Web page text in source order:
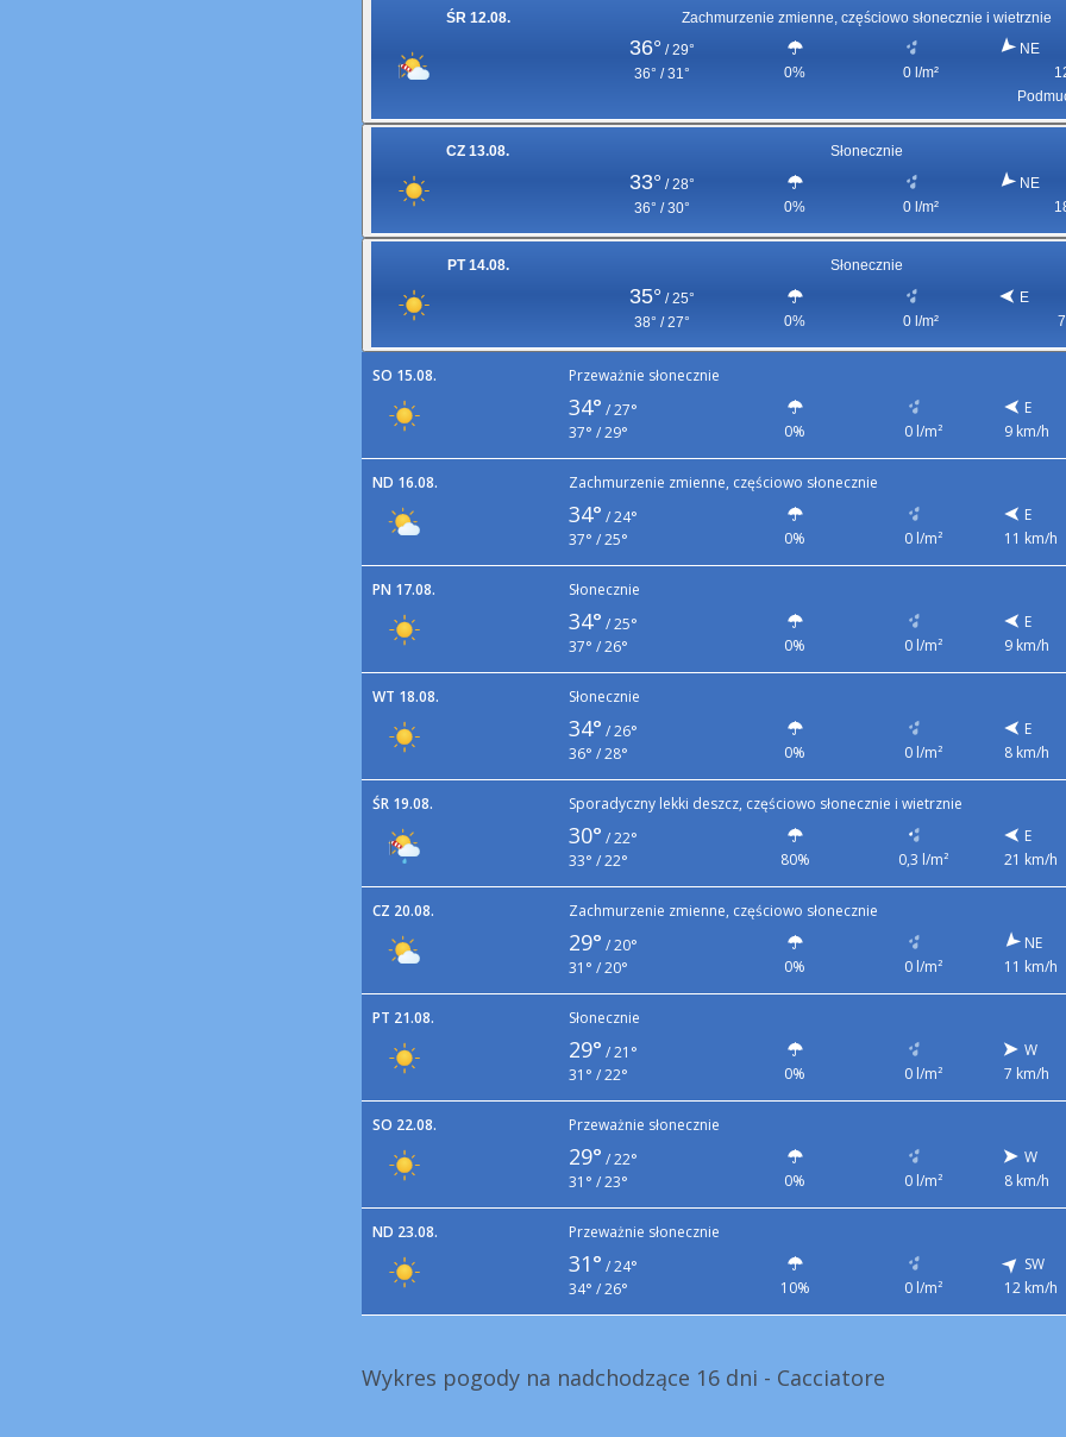
ŚR 12.08. Zachmurzenie zmienne, częściowo słonecznie i wietrznie
36° / 29°
36° / 31°
0% 0 l/m²
NE
CZ 13.08. Słonecznie
33° / 28°
36° / 30°
0% 0 l/m²
NE
PT 14.08. Słonecznie
35° / 25°
38° / 27°
0% 0 l/m²
E
SO 15.08. Przeważnie słonecznie
34° /27°
37° / 29°
0% 0 l/m²
E
9 km/h
ND 16.08. Zachmurzenie zmienne, częściowo słonecznie
34° /24°
37° / 25°
0% 0 l/m²
E
11 km/h
PN 17.08. Słonecznie
34° /25°
37° / 26°
0% 0 l/m²
E
9 km/h
WT 18.08. Słonecznie
34° /26°
36° / 28°
0% 0 l/m²
E
8 km/h
ŚR 19.08. Sporadyczny lekki deszcz, częściowo słonecznie i wietrznie
30° /22°
33° / 22°
80% 0,3 l/m²
E
21 km/h
CZ 20.08. Zachmurzenie zmienne, częściowo słonecznie
29° /20°
31° / 20°
0% 0 l/m²
NE
11 km/h
PT 21.08. Słonecznie
29° /21°
31° / 22°
0% 0 l/m²
W
7 km/h
SO 22.08. Przeważnie słonecznie
29° /22°
31° / 23°
0% 0 l/m²
W
8 km/h
ND 23.08. Przeważnie słonecznie
31° /24°
34° / 26°
10% 0 l/m²
SW
12 km/h
Wykres pogody na nadchodzące 16 dni - Cacciatore